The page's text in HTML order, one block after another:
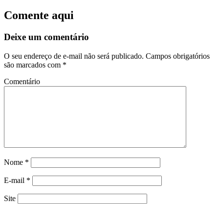
Comente aqui
Deixe um comentário
O seu endereço de e-mail não será publicado. Campos obrigatórios
são marcados com *
Comentário
Nome *
E-mail *
Site